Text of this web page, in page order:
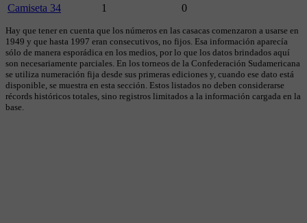
Camiseta 34
1 0
Hay que tener en cuenta que los números en las casacas comenzaron a usarse en
1949 y que hasta 1997 eran consecutivos, no fijos. Esa información aparecía
sólo de manera esporádica en los medios, por lo que los datos brindados aquí
son necesariamente parciales. En los torneos de la Confederación Sudamericana
se utiliza numeración fija desde sus primeras ediciones y, cuando ese dato está
disponible, se muestra en esta sección. Estos listados no deben considerarse
récords históricos totales, sino registros limitados a la información cargada en la
base.